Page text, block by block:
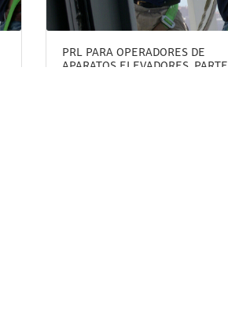
PRL PARA OPERADORES DE
APARATOS ELEVADORES. PARTE